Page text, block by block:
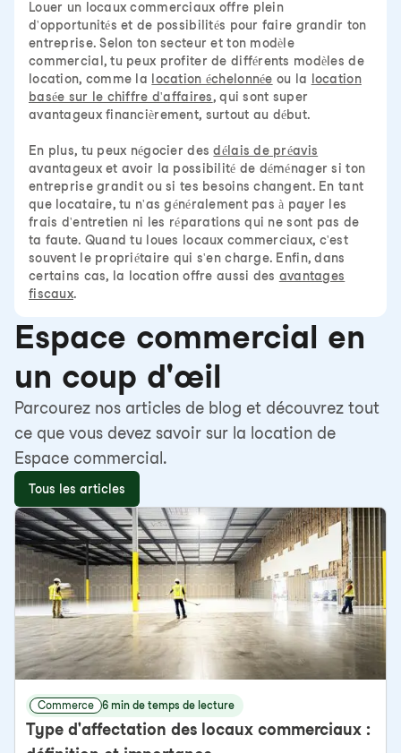
Louer un locaux commerciaux offre plein
d'opportunités et de possibilités pour faire grandir ton
entreprise. Selon ton secteur et ton modèle
commercial, tu peux profiter de différents modèles de
location, comme la
location échelonnée ou la
location
basée sur le chiffre d'affaires, qui sont super
avantageux financièrement, surtout au début.
En plus, tu peux négocier desdélais de préavis
avantageux et avoir la possibilité de déménager si ton
entreprise grandit ou si tes besoins changent. En tant
que locataire, tu n'as généralement pas à payer les
frais d'entretien ni les réparations qui ne sont pas de
ta faute. Quand tu loues locaux commerciaux, c'est
souvent le propriétaire qui s'en charge. Enfin, dans
certains cas, la location offre aussi des avantages
fiscaux.
Espace commercial en
un coup d'œil
Parcourez nos articles de blog et découvrez tout
ce que vous devez savoir sur la location de
Espace commercial.
Tous les articles
Commerce 6 min de temps de lecture
Type d'affectation des locaux commerciaux :